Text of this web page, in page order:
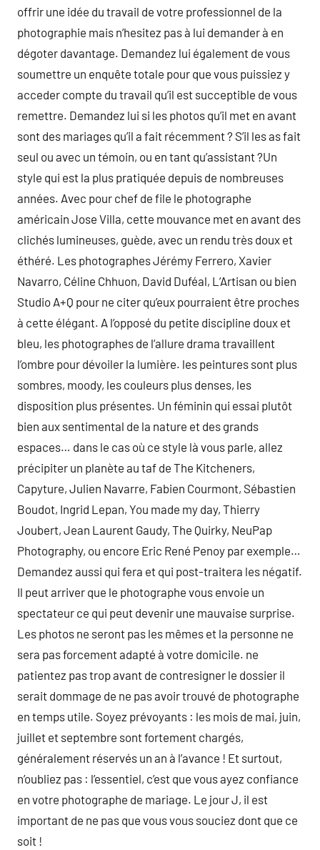
offrir une idée du travail de votre professionnel de la
photographie mais n’hesitez pas à lui demander à en
dégoter davantage. Demandez lui également de vous
soumettre un enquête totale pour que vous puissiez y
acceder compte du travail qu’il est succeptible de vous
remettre. Demandez lui si les photos qu’il met en avant
sont des mariages qu’il a fait récemment ? S’il les as fait
seul ou avec un témoin, ou en tant qu’assistant ?Un
style qui est la plus pratiquée depuis de nombreuses
années. Avec pour chef de file le photographe
américain Jose Villa, cette mouvance met en avant des
clichés lumineuses, guède, avec un rendu très doux et
éthéré. Les photographes Jérémy Ferrero, Xavier
Navarro, Céline Chhuon, David Duféal, L’Artisan ou bien
Studio A+Q pour ne citer qu’eux pourraient être proches
à cette élégant. A l’opposé du petite discipline doux et
bleu, les photographes de l’allure drama travaillent
l’ombre pour dévoiler la lumière. les peintures sont plus
sombres, moody, les couleurs plus denses, les
disposition plus présentes. Un féminin qui essai plutôt
bien aux sentimental de la nature et des grands
espaces… dans le cas où ce style là vous parle, allez
précipiter un planète au taf de The Kitcheners,
Capyture, Julien Navarre, Fabien Courmont, Sébastien
Boudot, Ingrid Lepan, You made my day, Thierry
Joubert, Jean Laurent Gaudy, The Quirky, NeuPap
Photography, ou encore Eric René Penoy par exemple…
Demandez aussi qui fera et qui post-traitera les négatif.
Il peut arriver que le photographe vous envoie un
spectateur ce qui peut devenir une mauvaise surprise.
Les photos ne seront pas les mêmes et la personne ne
sera pas forcement adapté à votre domicile. ne
patientez pas trop avant de contresigner le dossier il
serait dommage de ne pas avoir trouvé de photographe
en temps utile. Soyez prévoyants : les mois de mai, juin,
juillet et septembre sont fortement chargés,
généralement réservés un an à l’avance ! Et surtout,
n’oubliez pas : l’essentiel, c’est que vous ayez confiance
en votre photographe de mariage. Le jour J, il est
important de ne pas que vous vous souciez dont que ce
soit !